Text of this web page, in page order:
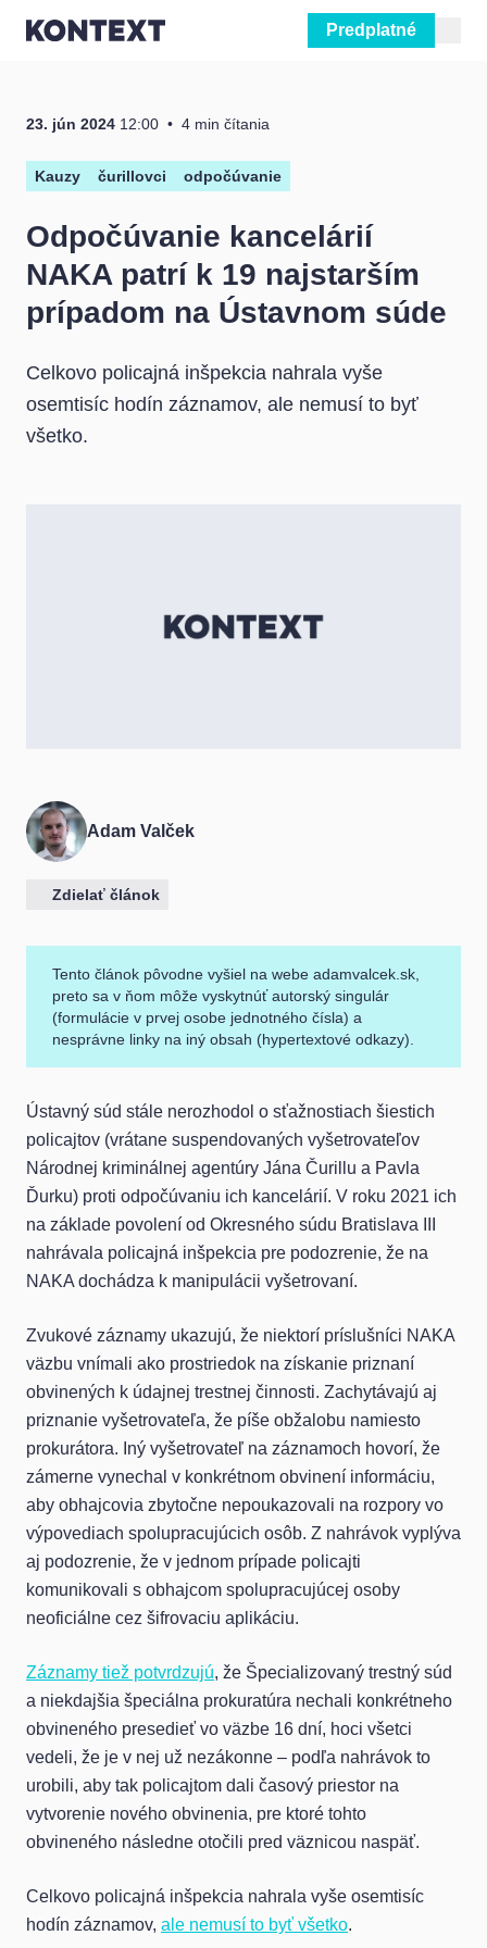
Predplatné
23. jún 2024 12:00 4 min čítania
Kauzy čurillovci odpočúvanie
Odpočúvanie kancelárií
NAKA patrí k 19 najstarším
prípadom na Ústavnom súde
Celkovo policajná inšpekcia nahrala vyše
osemtisíc hodín záznamov, ale nemusí to byť
všetko.
Adam Valček
Zdielať článok
Tento článok pôvodne vyšiel na webe adamvalcek.sk,
preto sa v ňom môže vyskytnúť autorský singulár
(formulácie v prvej osobe jednotného čísla) a
nesprávne linky na iný obsah (hypertextové odkazy).
Ústavný súd stále nerozhodol o sťažnostiach šiestich
policajtov (vrátane suspendovaných vyšetrovateľov
Národnej kriminálnej agentúry Jána Čurillu a Pavla
Ďurku) proti odpočúvaniu ich kancelárií. V roku 2021 ich
na základe povolení od Okresného súdu Bratislava III
nahrávala policajná inšpekcia pre podozrenie, že na
NAKA dochádza k manipulácii vyšetrovaní.
Zvukové záznamy ukazujú, že niektorí príslušníci NAKA
väzbu vnímali ako prostriedok na získanie priznaní
obvinených k údajnej trestnej činnosti. Zachytávajú aj
priznanie vyšetrovateľa, že píše obžalobu namiesto
prokurátora. Iný vyšetrovateľ na záznamoch hovorí, že
zámerne vynechal v konkrétnom obvinení informáciu,
aby obhajcovia zbytočne nepoukazovali na rozpory vo
výpovediach spolupracujúcich osôb. Z nahrávok vyplýva
aj podozrenie, že v jednom prípade policajti
komunikovali s obhajcom spolupracujúcej osoby
neoficiálne cez šifrovaciu aplikáciu.
Záznamy tiež potvrdzujú, že Špecializovaný trestný súd
a niekdajšia špeciálna prokuratúra nechali konkrétneho
obvineného presedieť vo väzbe 16 dní, hoci všetci
vedeli, že je v nej už nezákonne – podľa nahrávok to
urobili, aby tak policajtom dali časový priestor na
vytvorenie nového obvinenia, pre ktoré tohto
obvineného následne otočili pred väznicou naspäť.
Celkovo policajná inšpekcia nahrala vyše osemtisíc
hodín záznamov, ale nemusí to byť všetko.